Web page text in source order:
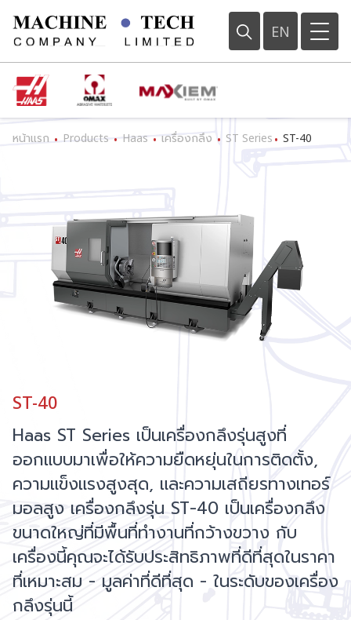
EN
หน้าแรก • Products • Haas • เครื่องกลึง • ST Series • ST-40
ST-40
Haas ST Series เป็นเครื่องกลึงรุ่นสูงที่
ออกแบบมาเพื่อให้ความยืดหยุ่นในการติดตั้ง,
ความแข็งแรงสูงสุด, และความเสถียรทางเทอร์
มอลสูง เครื่องกลึงรุ่น ST-40 เป็นเครื่องกลึง
ขนาดใหญ่ที่มีพื้นที่ทำงานที่กว้างขวาง กับ
เครื่องนี้คุณจะได้รับประสิทธิภาพที่ดีที่สุดในราคา
ที่เหมาะสม - มูลค่าที่ดีที่สุด - ในระดับของเครื่อง
กลึงรุ่นนี้